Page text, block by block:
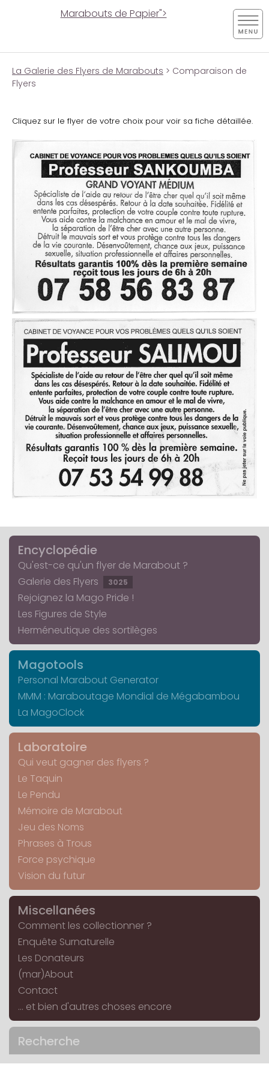
Marabouts de Papier">
La Galerie des Flyers de Marabouts > Comparaison de
Flyers
Cliquez sur le flyer de votre choix pour voir sa fiche détaillée.
Encyclopédie
Qu'est-ce qu'un flyer de Marabout ?
Galerie des Flyers
3025
Rejoignez la Mago Pride !
Les Figures de Style
Herméneutique des sortilèges
Magotools
Personal Marabout Generator
MMM : Maraboutage Mondial de Mégabambou
La MagoClock
Laboratoire
Qui veut gagner des flyers ?
Le Taquin
Le Pendu
Mémoire de Marabout
Jeu des Noms
Phrases à Trous
Force psychique
Vision du futur
Miscellanées
Comment les collectionner ?
Enquête Surnaturelle
Les Donateurs
(mar)About
Contact
... et bien d'autres choses encore
Recherche